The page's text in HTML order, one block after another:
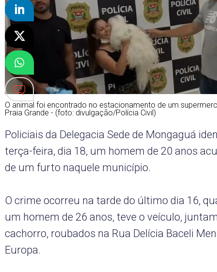
O animal foi encontrado no estacionamento de um
Praia Grande - (foto: divulgação/Polícia Civil)
Policiais da Delegacia Sede de Mongaguá
terça-feira, dia 18, um homem de 20 anos
de um furto naquele município.
O crime ocorreu na tarde do último dia 16,
um homem de 26 anos, teve o veículo,
cachorro, roubados na Rua Delícia Baceli
Europa.